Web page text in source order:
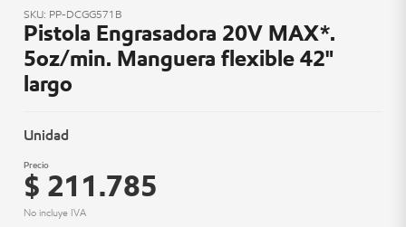
SKU: PP-DCGG571B
Pistola Engrasadora 20V MAX*.
5oz/min. Manguera flexible 42"
largo
Unidad
Precio
$ 211.785
No incluye IVA